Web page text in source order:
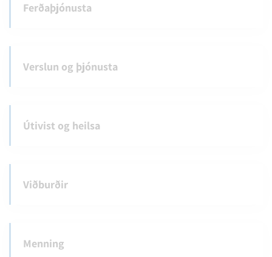
Ferðaþjónusta
Verslun og þjónusta
Útivist og heilsa
Viðburðir
Menning